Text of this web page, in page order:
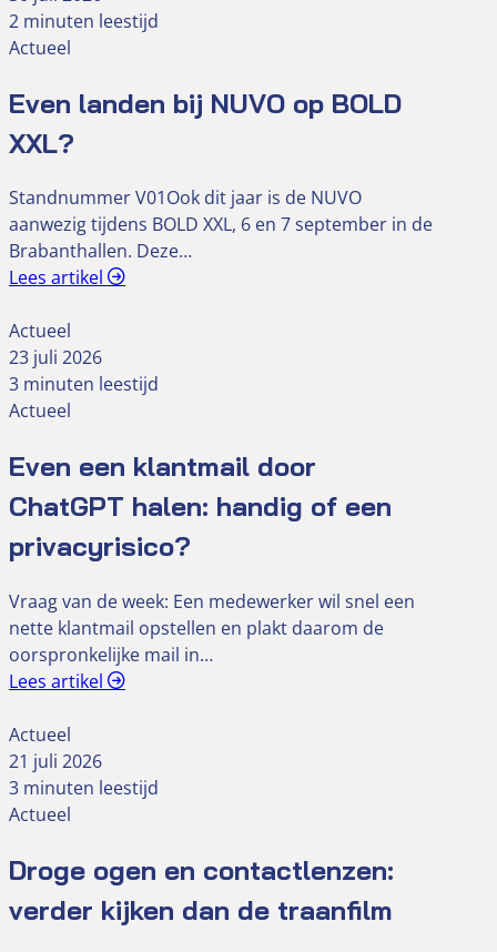
2 minuten leestijd
Actueel
Even landen bij NUVO op BOLD
XXL?
Standnummer V01Ook dit jaar is de NUVO
aanwezig tijdens BOLD XXL, 6 en 7 september in de
Brabanthallen. Deze…
Lees artikel
Actueel
23 juli 2026
3 minuten leestijd
Actueel
Even een klantmail door
ChatGPT halen: handig of een
privacyrisico?
Vraag van de week: Een medewerker wil snel een
nette klantmail opstellen en plakt daarom de
oorspronkelijke mail in…
Lees artikel
Actueel
21 juli 2026
3 minuten leestijd
Actueel
Droge ogen en contactlenzen:
verder kijken dan de traanfilm